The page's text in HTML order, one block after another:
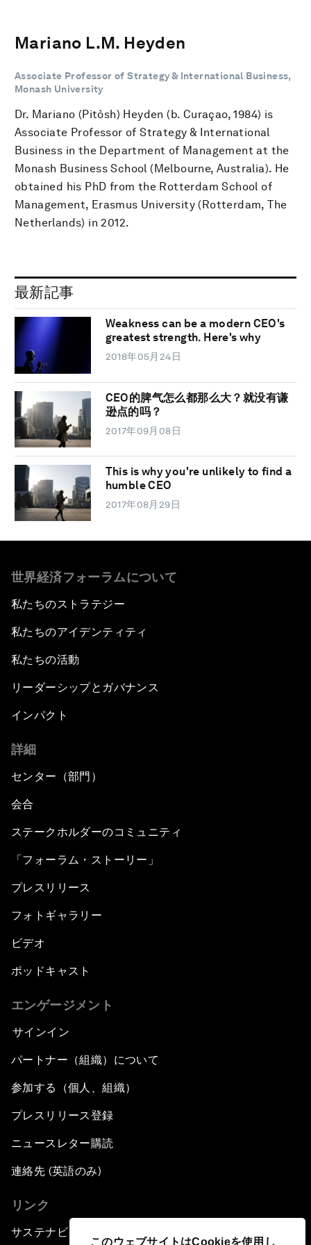
このウェブサイトはCookieを使用し
Mariano L.M. Heyden
Associate Professor of Strategy & International Business,
Monash University
Dr. Mariano (Pitòsh) Heyden (b. Curaçao, 1984) is
Associate Professor of Strategy & International
Business in the Department of Management at the
Monash Business School (Melbourne, Australia). He
obtained his PhD from the Rotterdam School of
Management, Erasmus University (Rotterdam, The
Netherlands) in 2012.
最新記事
Weakness can be a modern CEO's
greatest strength. Here's why
2018年05月24日
CEO的脾气怎么都那么大？就没有谦
逊点的吗？
2017年09月08日
This is why you're unlikely to find a
humble CEO
2017年08月29日
世界経済フォーラムについて
私たちのストラテジー
私たちのアイデンティティ
私たちの活動
リーダーシップとガバナンス
インパクト
詳細
センター（部門）
会合
ステークホルダーのコミュニティ
「フォーラム・ストーリー」
プレスリリース
フォトギャラリー
ビデオ
ポッドキャスト
エンゲージメント
サインイン
パートナー（組織）について
参加する（個人、組織）
プレスリリース登録
ニュースレター購読
連絡先 (英語のみ)
リンク
サステナビリティへの取り組み